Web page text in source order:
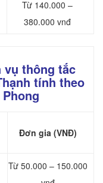
Từ 140.000 –
380.000 vnđ
vụ thông tắc
tính theo
Đơn gia (VNĐ)
Từ 50.000 – 150.000